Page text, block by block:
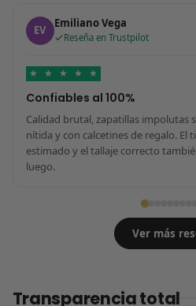
EV Emiliano Vega
Reseña en Trustpilot
★ ★ ★ ★ ★
Confiables al 100%
Calidad brutal, zapatillas impolutas
nítida y con calcetines de regalo. El
estimado y el tallaje correcto
luego.
Ver más
Transparencia total